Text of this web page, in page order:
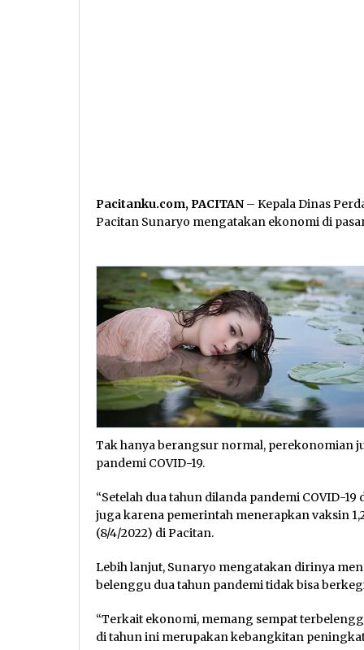
Pacitanku.com, PACITAN – Kepala Dinas
Pacitan Sunaryo mengatakan ekonomi di
Tak hanya berangsur normal, perekonomian
pandemi COVID-19.
“Setelah dua tahun dilanda pandemi COVID-
juga karena pemerintah menerapkan vaksin
(8/4/2022) di Pacitan.
Lebih lanjut, Sunaryo mengatakan dirinya
belenggu dua tahun pandemi tidak bisa
“Terkait ekonomi, memang sempat
di tahun ini merupakan kebangkitan